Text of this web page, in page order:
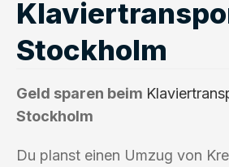
Stockholm
Geld sparen beim
Stockholm
Du planst einen Umzug von